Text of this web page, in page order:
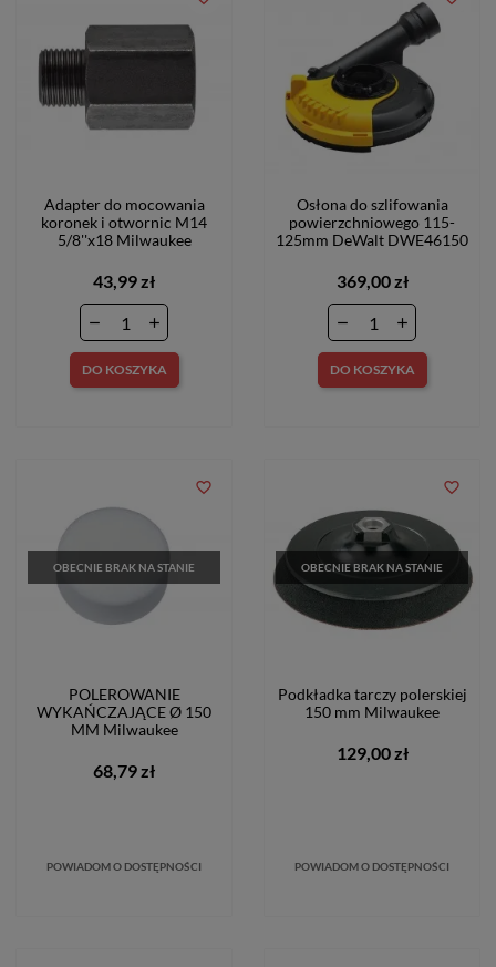
Adapter do mocowania
koronek i otwornic M14
5/8''x18 Milwaukee
43,99 zł
DO KOSZYKA
Osłona do szlifowania
powierzchniowego 115-
125mm DeWalt DWE46150
369,00 zł
DO KOSZYKA
OBECNIE BRAK NA STANIE
POLEROWANIE
WYKAŃCZAJĄCE Ø 150
MM Milwaukee
68,79 zł
POWIADOM O DOSTĘPNOŚCI
favorite_border
OBECNIE BRAK NA STANIE
Podkładka tarczy polerskiej
150 mm Milwaukee
129,00 zł
POWIADOM O DOSTĘPNOŚCI
favorite_border